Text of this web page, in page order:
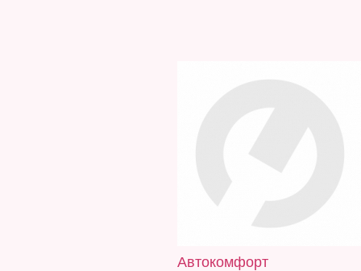
Автокомфорт